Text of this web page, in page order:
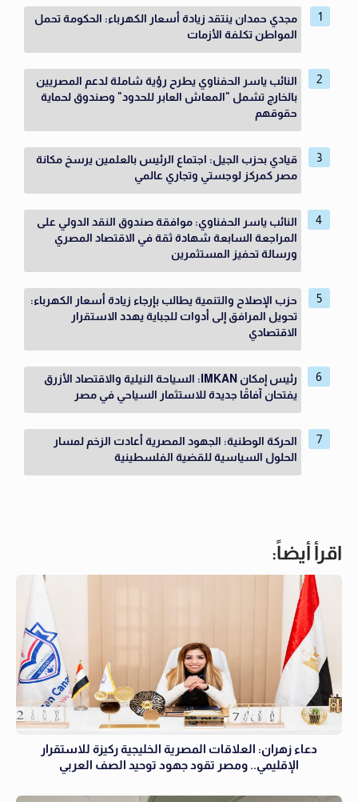
مجدي حمدان ينتقد زيادة أسعار الكهرباء: الحكومة تحمل
المواطن تكلفة الأزمات
النائب ياسر الحفناوي يطرح رؤية شاملة لدعم المصريين
بالخارج تشمل "المعاش العابر للحدود" وصندوق لحماية
حقوقهم
قيادي بحزب الجيل: اجتماع الرئيس بالعلمين يرسخ مكانة
مصر كمركز لوجستي وتجاري عالمي
النائب ياسر الحفناوي: موافقة صندوق النقد الدولي على
المراجعة السابعة شهادة ثقة في الاقتصاد المصري
ورسالة تحفيز المستثمرين
حزب الإصلاح والتنمية يطالب بإرجاء زيادة أسعار الكهرباء:
تحويل المرافق إلى أدوات للجباية يهدد الاستقرار
الاقتصادي
رئيس إمكان IMKAN: السياحة النيلية والاقتصاد الأزرق
يفتحان آفاقًا جديدة للاستثمار السياحي في مصر
الحركة الوطنية: الجهود المصرية أعادت الزخم لمسار
الحلول السياسية للقضية الفلسطينية
اقرأ أيضاً:
دعاء زهران: العلاقات المصرية الخليجية ركيزة للاستقرار
الإقليمي.. ومصر تقود جهود توحيد الصف العربي